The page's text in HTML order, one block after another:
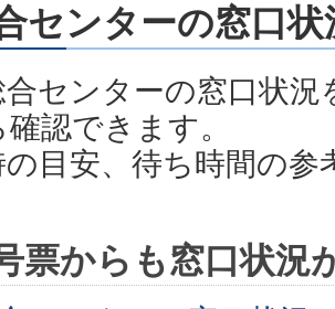
センターの窓口状
センターの窓口状
認できます。
の目安、待ち時間の
票からも窓口状況